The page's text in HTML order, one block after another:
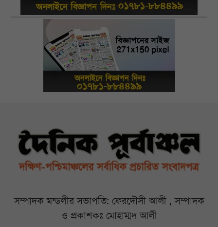
সম্পাদক মন্ডলীর সভাপতি: ফেরদৌসী আলী , সম্পাদক
ও প্রকাশকঃ মোহাম্মদ আলী